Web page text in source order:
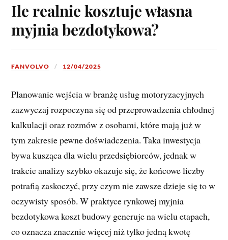
Ile realnie kosztuje własna
myjnia bezdotykowa?
FANVOLVO 12/04/2025
Planowanie wejścia w branżę usług motoryzacyjnych
zazwyczaj rozpoczyna się od przeprowadzenia chłodnej
kalkulacji oraz rozmów z osobami, które mają już w
tym zakresie pewne doświadczenia. Taka inwestycja
bywa kusząca dla wielu przedsiębiorców, jednak w
trakcie analizy szybko okazuje się, że końcowe liczby
potrafią zaskoczyć, przy czym nie zawsze dzieje się to w
oczywisty sposób. W praktyce rynkowej myjnia
bezdotykowa koszt budowy generuje na wielu etapach,
co oznacza znacznie więcej niż tylko jedną kwotę